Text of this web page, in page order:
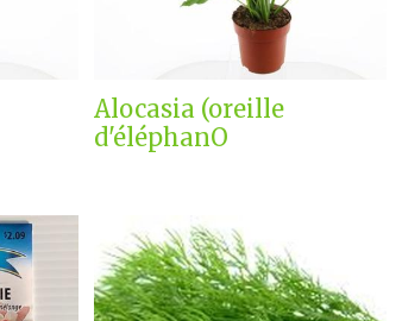
Alocasia (oreille
d'éléphanO